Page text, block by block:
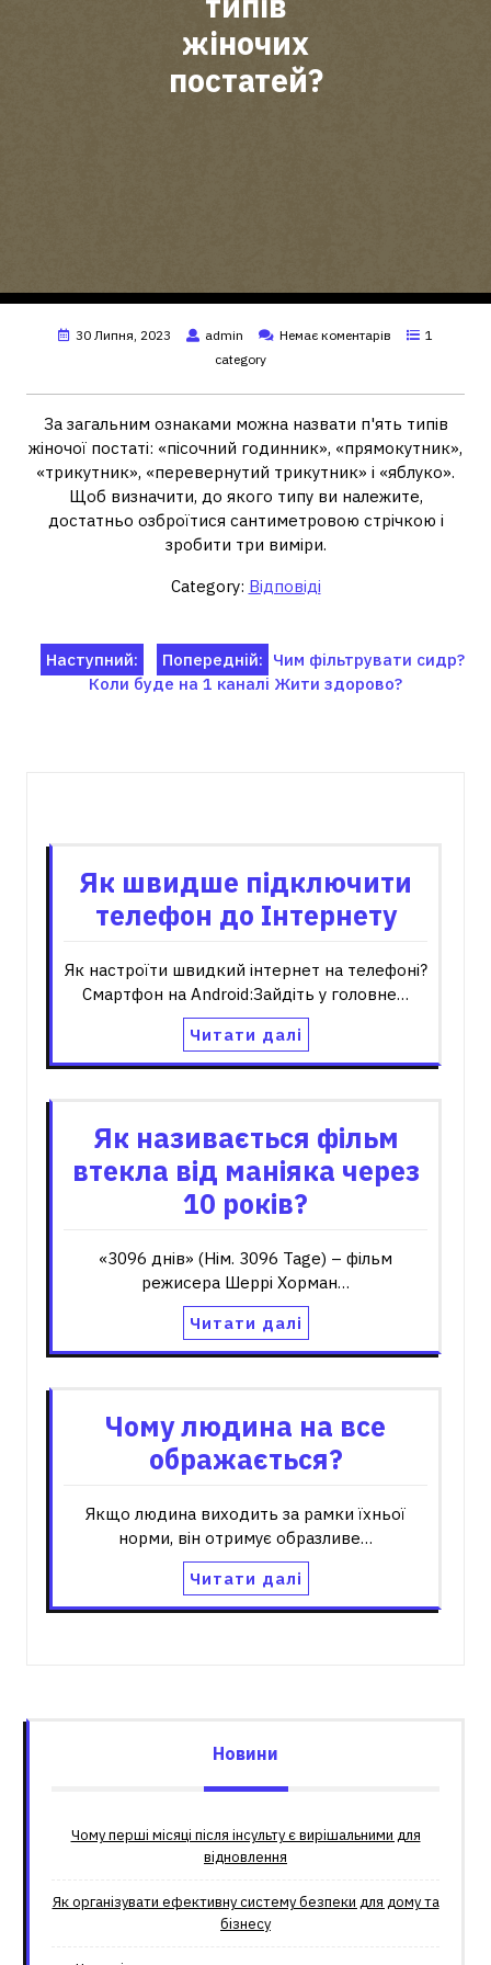
жіночих
постатей?
30 Липня, 2023 admin Немає коментарів
1
category
За загальним ознаками можна назвати п'ять типів
жіночої постаті: «пісочний годинник», «прямокутник»,
«трикутник», «перевернутий трикутник» і «яблуко».
Щоб визначити, до якого типу ви належите,
достатньо озброїтися сантиметровою стрічкою і
зробити три виміри.
Category: Відповіді
Навігація
записів
Попередній: Чим фільтрувати сидр?
Наступний:
Коли буде на 1 каналі Жити здорово?
Як швидше підключити
телефон до Інтернету
Як настроїти швидкий інтернет на телефоні?
Смартфон на Android:Зайдіть у головне…
Читати далі
Як називається фільм
втекла від маніяка через
10 років?
«3096 днів» (Нім. 3096 Tage) – фільм
режисера Шеррі Хорман…
Читати далі
Чому людина на все
ображається?
Якщо людина виходить за рамки їхньої
норми, він отримує образливе…
Читати далі
Новини
Чому перші місяці після інсульту є вирішальними для
відновлення
Як організувати ефективну систему безпеки для дому та
бізнесу